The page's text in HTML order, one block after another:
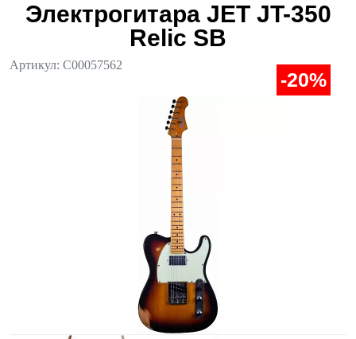
Электрогитара JET JT-350
Relic SB
Артикул: С00057562
-20%